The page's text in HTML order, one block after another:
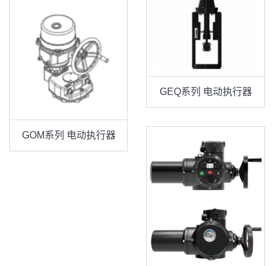
GOM系列 电动执行器
GEQ系列 电动执行器